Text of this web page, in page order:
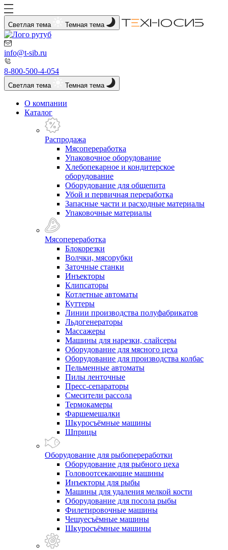
Светлая тема Темная тема
info@t-sib.ru
8-800-500-4-054
Светлая тема Темная тема
О компании
Каталог
Распродажа
Мясопереработка
Упаковочное оборудование
Хлебопекарное и кондитерское
оборудование
Оборудование для общепита
Убой и первичная переработка
Запасные части и расходные материалы
Упаковочные материалы
Мясопереработка
Блокорезки
Волчки, мясорубки
Заточные станки
Инъекторы
Клипсаторы
Котлетные автоматы
Куттеры
Линии производства полуфабрикатов
Льдогенераторы
Массажеры
Машины для нарезки, слайсеры
Оборудование для мясного цеха
Оборудование для производства колбас
Пельменные автоматы
Пилы ленточные
Пресс-сепараторы
Смесители рассола
Термокамеры
Фаршемешалки
Шкуросъёмные машины
Шприцы
Оборудование для рыбопереработки
Оборудование для рыбного цеха
Головоотсекающие машины
Инъекторы для рыбы
Машины для удаления мелкой кости
Оборудование для посола рыбы
Филетировочные машины
Чешуесъёмные машины
Шкуросъёмные машины